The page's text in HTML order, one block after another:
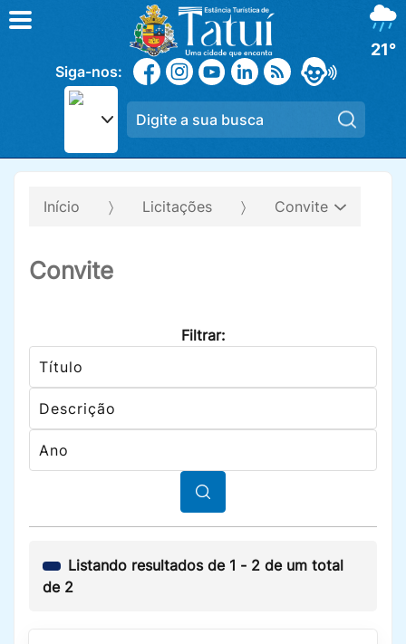
21°
Siga-nos:
Início Licitações Convite
Convite
Filtrar:
Listando resultados de 1 - 2 de um total
de 2